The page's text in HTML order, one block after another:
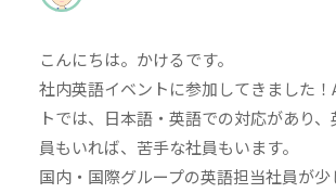
こんにちは。かけるです。
社内英語イベントに参加してきました！
トでは、日本語・英語での対応があり
員もいれば、苦手な社員もいます。
国内・国際グループの英語担当社員が少